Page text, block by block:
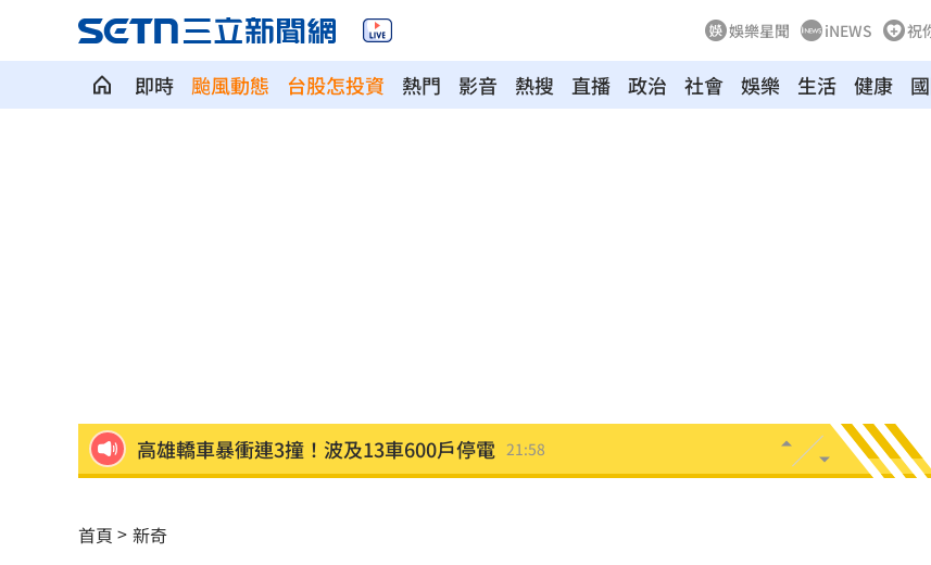
娛樂星聞 iNEWS 祝
即時 颱風動態 台股怎投資 熱門 影音 熱搜 直播 政治 社會 娛樂 生活 健康
陳晨威失誤釀失分 教頭透露其實抱病上場 21:54
父親節最雷禮物 「茶具、領帶」榜上有名
首頁 新奇